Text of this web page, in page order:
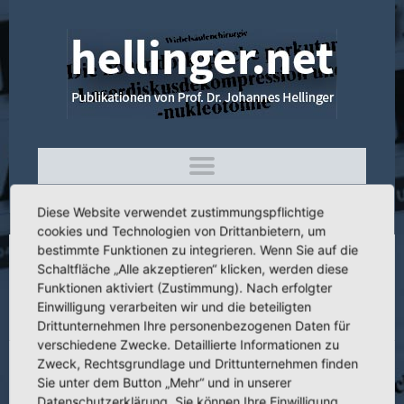
4.028 Erfahrungen mit der
Osteodrucksynthese bei gelenknahen
Osteotomien
Diese Website verwendet zustimmungspflichtige
cookies und Technologien von Drittanbietern, um
bestimmte Funktionen zu integrieren. Wenn Sie auf die
Schaltfläche „Alle akzeptieren“ klicken, werden diese
Funktionen aktiviert (Zustimmung). Nach erfolgter
Einwilligung verarbeiten wir und die beteiligten
Drittunternehmen Ihre personenbezogenen Daten für
verschiedene Zwecke. Detaillierte Informationen zu
Zweck, Rechtsgrundlage und Drittunternehmen finden
Sie unter dem Button „Mehr“ und in unserer